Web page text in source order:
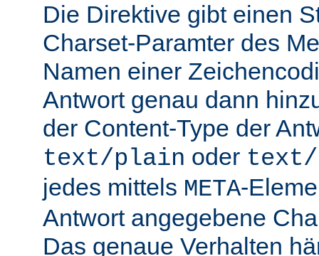
Die Direktive gibt einen
Charset-Paramter des
Namen einer
Antwort genau dann
der Content-Type der
text/plain oder text/
jedes mittels META-
Antwort angegebene
Das genaue Verhalten